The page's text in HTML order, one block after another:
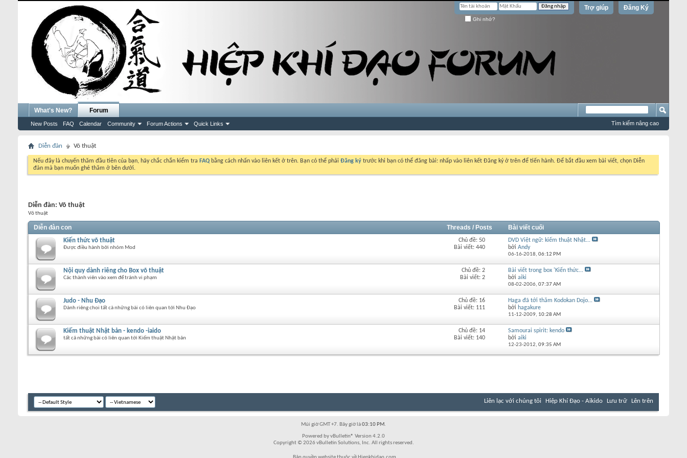
Đăng Ký
Trợ giúp
Ghi nhớ?
What's New? Forum
New Posts FAQ Calendar Community Forum Actions Quick Links Tìm kiếm nâng cao
Diễn đàn Võ thuật
Nếu đây là chuyến thăm đầu tiên của bạn, hãy chắc chắn kiểm tra FAQ bằng cách nhấn vào liên kết ở trên. Bạn có thể phải Đăng ký trước khi bạn có thể đăng bài: nhấp vào liên kết Đăng ký ở trên để tiến hành. Để bắt đầu xem bài viết, chọn Diễn
đàn mà bạn muốn ghé thăm ở bên dưới.
Diễn đàn: Võ thuật
Võ thuật
Diễn đàn con Threads / Posts Bài viết cuối
Kiến thức võ thuật
Được điều hành bởi nhóm Mod
Chủ đề: 50
Bài viết: 440
DVD Việt ngữ: kiếm thuật Nhật...
bởi Andy
06-16-2018, 06:12 PM
Nội quy dành riêng cho Box võ thuật
Các thành viên vào xem để tránh vi phạm
Chủ đề: 2
Bài viết: 2
Bài viết trong box 'Kiến thức...
bởi aiki
08-02-2006, 07:37 AM
Judo - Nhu Đạo
Dành riêng choi tất cà những bài có liên quan tới Nhu Đạo
Chủ đề: 16
Bài viết: 111
Haga đã tới thăm Kodokan Dojo...
bởi hagakure
11-12-2009, 10:28 AM
Kiếm thuật Nhật bản - kendo -iaido
tất cả những bài có liên quan tới Kiếm thuật Nhật bản
Chủ đề: 14
Bài viết: 140
Samourai spirit: kendo
bởi aiki
12-23-2012, 09:35 AM
Liên lạc với chúng tôi Hiệp Khí Đạo - Aikido Lưu trữ Lên trên
Múi giờ GMT +7. Bây giờ là03:10 PM.
Powered by vBulletin® Version 4.2.0
Copyright © 2026 vBulletin Solutions, Inc. All rights reserved.